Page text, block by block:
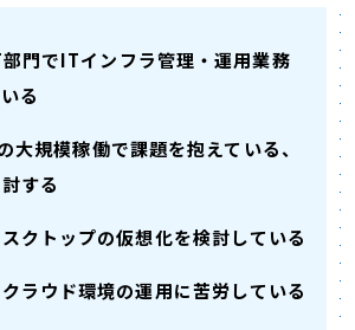
門でITインフラ管理・運用業務
る
規模稼働で課題を抱えている、
する
クトップの仮想化を検討している
ラウド環境の運用に苦労している